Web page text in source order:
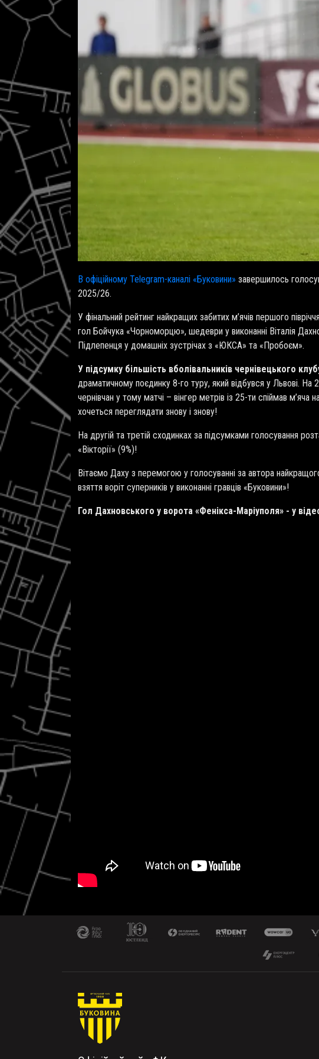
В офіційному Telegram-каналі «Буковини» завершилось
2025/26.
У фінальний рейтинг найкращих забитих м’ячів першого
гол Бойчука «Чорноморцю», шедеври у виконанні Віталія
Підлепенця у домашніх зустрічах з «ЮКСА» та «Пробоєм».
У підсумку більшість вболівальників чернівецького
драматичному поєдинку 8-го туру, який відбувся у Львові. На
чернівчан у тому матчі – вінгер метрів із 25-ти спіймав
хочеться переглядати знову і знову!
На другій та третій сходинках за підсумками голосування
«Вікторії» (9%)!
Вітаємо Даху з перемогою у голосуванні за автора
взяття воріт суперників у виконанні гравців «Буковини»!
Гол Дахновського у ворота «Фенікса-Маріуполя» - у